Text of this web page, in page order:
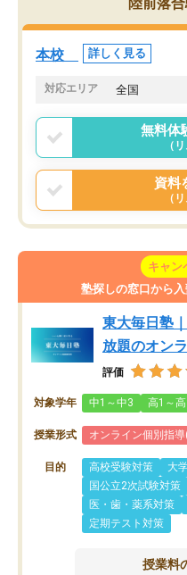
本校 詳しく見る
対応エリア 全国
無料体
（
資料
（
キャン
塾探しの窓口から入
東大毎日塾
放題のオン
評価
対象学年 中1～中3 高1～
授業形式 オンライン個別指
目的 高校受験対策
大
国公立2次試験対策
医・歯・薬系対策
定期テスト対策
授業料